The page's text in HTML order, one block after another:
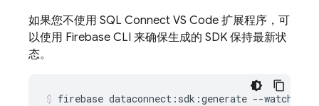
如果您不使用 SQL Connect VS Code 扩展程序，可
以使用 Firebase CLI 来确保生成的 SDK 保持最新状
态。
firebase dataconnect:sdk:generate --watch